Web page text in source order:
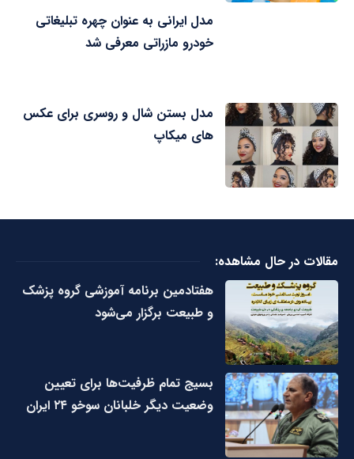
مدل ایرانی به عنوان چهره تبلیغاتی
خودرو مازراتی معرفی شد
مدل بستن شال و روسری برای عکس
های میکاپ
مقالات در حال مشاهده:
هفتادمین برنامه آموزشی گروه پزشک
و طبیعت برگزار می‌شود
بسیج تمام ظرفیت‌ها برای تعیین
وضعیت دیگر خلبانان سوخو ۲۴ ایران